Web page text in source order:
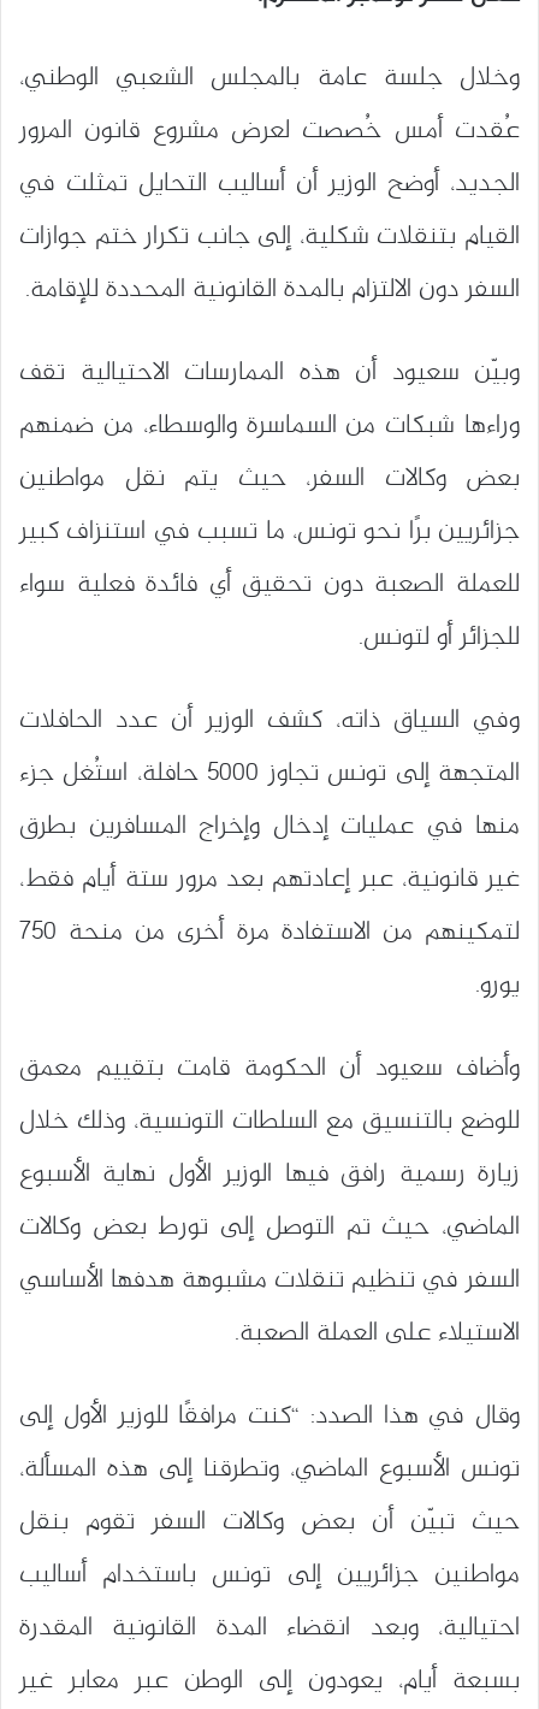
وخلال جلسة عامة بالمجلس الشعبي الوطني،
عُقدت أمس خُصصت لعرض مشروع قانون المرور
الجديد، أوضح الوزير أن أساليب التحايل تمثلت في
القيام بتنقلات شكلية، إلى جانب تكرار ختم جوازات
السفر دون الالتزام بالمدة القانونية المحددة للإقامة.
وبيّن سعيود أن هذه الممارسات الاحتيالية تقف
وراءها شبكات من السماسرة والوسطاء، من ضمنهم
بعض وكالات السفر، حيث يتم نقل مواطنين
جزائريين برًا نحو تونس، ما تسبب في استنزاف كبير
للعملة الصعبة دون تحقيق أي فائدة فعلية سواء
للجزائر أو لتونس.
وفي السياق ذاته، كشف الوزير أن عدد الحافلات
المتجهة إلى تونس تجاوز 5000 حافلة، استُغل جزء
منها في عمليات إدخال وإخراج المسافرين بطرق
غير قانونية، عبر إعادتهم بعد مرور ستة أيام فقط،
لتمكينهم من الاستفادة مرة أخرى من منحة 750
يورو.
وأضاف سعيود أن الحكومة قامت بتقييم معمق
للوضع بالتنسيق مع السلطات التونسية، وذلك خلال
زيارة رسمية رافق فيها الوزير الأول نهاية الأسبوع
الماضي، حيث تم التوصل إلى تورط بعض وكالات
السفر في تنظيم تنقلات مشبوهة هدفها الأساسي
الاستيلاء على العملة الصعبة.
وقال في هذا الصدد: “كنت مرافقًا للوزير الأول إلى
تونس الأسبوع الماضي، وتطرقنا إلى هذه المسألة،
حيث تبيّن أن بعض وكالات السفر تقوم بنقل
مواطنين جزائريين إلى تونس باستخدام أساليب
احتيالية، وبعد انقضاء المدة القانونية المقدرة
بسبعة أيام، يعودون إلى الوطن عبر معابر غير